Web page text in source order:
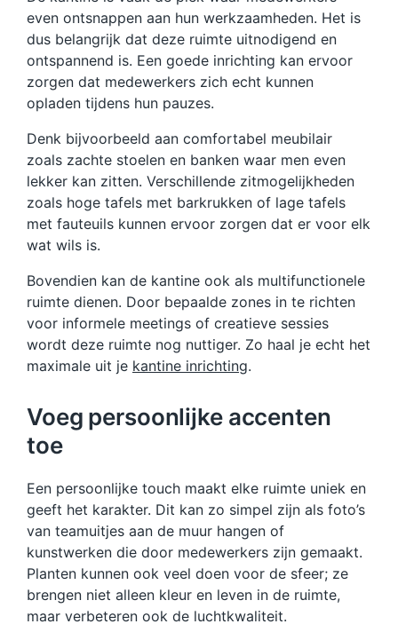
even ontsnappen aan hun werkzaamheden. Het is
dus belangrijk dat deze ruimte uitnodigend en
ontspannend is. Een goede inrichting kan ervoor
zorgen dat medewerkers zich echt kunnen
opladen tijdens hun pauzes.
Denk bijvoorbeeld aan comfortabel meubilair
zoals zachte stoelen en banken waar men even
lekker kan zitten. Verschillende zitmogelijkheden
zoals hoge tafels met barkrukken of lage tafels
met fauteuils kunnen ervoor zorgen dat er voor elk
wat wils is.
Bovendien kan de kantine ook als multifunctionele
ruimte dienen. Door bepaalde zones in te richten
voor informele meetings of creatieve sessies
wordt deze ruimte nog nuttiger. Zo haal je echt het
maximale uit je kantine inrichting.
Voeg persoonlijke accenten
toe
Een persoonlijke touch maakt elke ruimte uniek en
geeft het karakter. Dit kan zo simpel zijn als foto’s
van teamuitjes aan de muur hangen of
kunstwerken die door medewerkers zijn gemaakt.
Planten kunnen ook veel doen voor de sfeer; ze
brengen niet alleen kleur en leven in de ruimte,
maar verbeteren ook de luchtkwaliteit.